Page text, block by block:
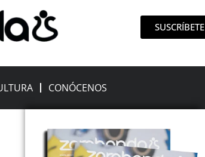
SUSCRÍBETE
CONÓCENOS